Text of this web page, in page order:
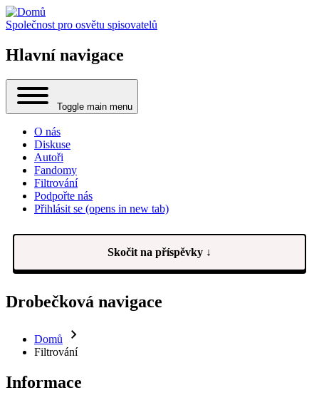
Společnost pro osvětu spisovatelů
Hlavní navigace
Toggle main menu
O nás
Diskuse
Autoři
Fandomy
Filtrování
Podpořte nás
Přihlásit se (opens in new tab)
Skočit na příspěvky ↓
Drobečková navigace
Domů
Filtrování
Informace